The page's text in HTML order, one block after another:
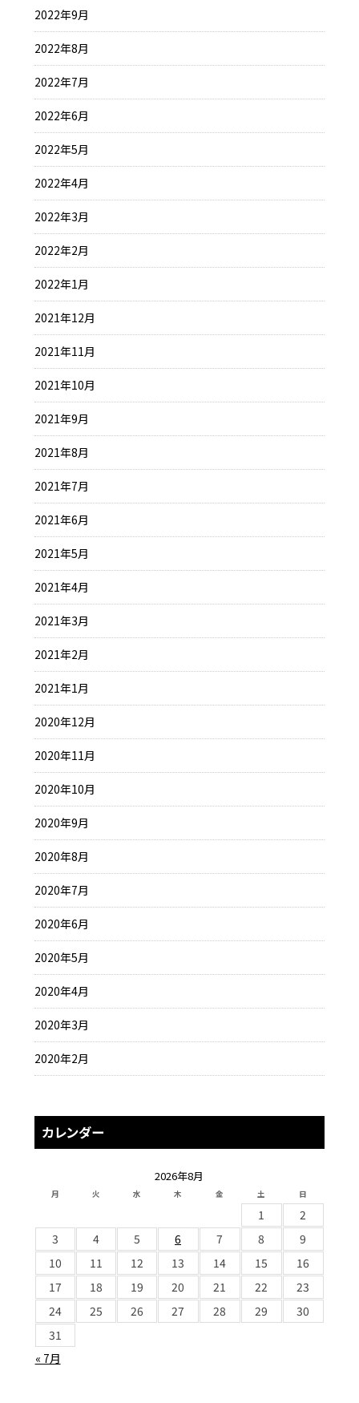
2022年9月
2022年8月
2022年7月
2022年6月
2022年5月
2022年4月
2022年3月
2022年2月
2022年1月
2021年12月
2021年11月
2021年10月
2021年9月
2021年8月
2021年7月
2021年6月
2021年5月
2021年4月
2021年3月
2021年2月
2021年1月
2020年12月
2020年11月
2020年10月
2020年9月
2020年8月
2020年7月
2020年6月
2020年5月
2020年4月
2020年3月
2020年2月
カレンダー
2026年8月
月 火 水 木 金 土 日
« 7月
1
2
3
4 5 6 7 8
9
10
11 12 13 14 15
16
17
18 19 20 21 22
23
24
25 26 27 28 29
30
31